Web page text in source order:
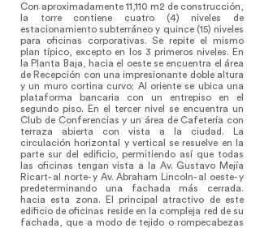
Con aproximadamente 11,110 m2 de construcción,
la torre contiene cuatro (4) niveles de
estacionamiento subterráneo y quince (15) niveles
para oficinas corporativas. Se repite el mismo
plan típico, excepto en los 3 primeros niveles. En
la Planta Baja, hacia el oeste se encuentra el área
de Recepción con una impresionante doble altura
y un muro cortina curvo; Al oriente se ubica una
plataforma bancaria con un entrepiso en el
segundo piso. En el tercer nivel se encuentra un
Club de Conferencias y un área de Cafetería con
terraza abierta con vista a la ciudad. La
circulación horizontal y vertical se resuelve en la
parte sur del edificio, permitiendo así que todas
las oficinas tengan vista a la Av. Gustavo Mejía
Ricart- al norte- y Av. Abraham Lincoln- al oeste- y
predeterminando una fachada más cerrada.
hacia esta zona. El principal atractivo de este
edificio de oficinas reside en la compleja red de su
fachada, que a modo de tejido o rompecabezas